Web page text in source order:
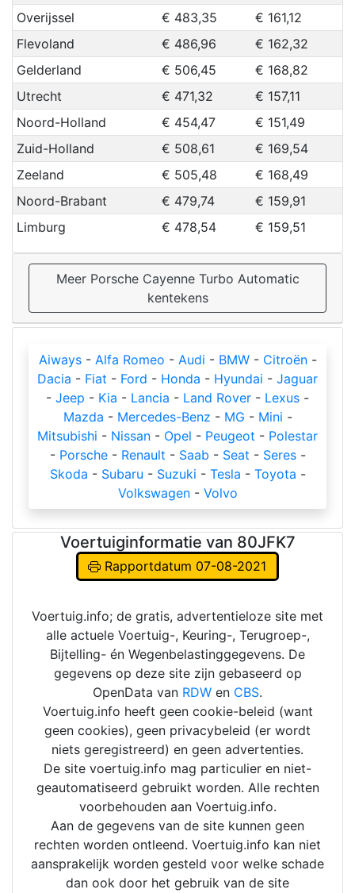
Overijssel
€ 483,35
€ 161,12
Flevoland
€ 486,96
€ 162,32
Gelderland
€ 506,45
€ 168,82
Utrecht
€ 471,32
€ 157,11
Noord-Holland
€ 454,47
€ 151,49
Zuid-Holland
€ 508,61
€ 169,54
Zeeland
€ 505,48
€ 168,49
Noord-Brabant
€ 479,74
€ 159,91
Limburg
€ 478,54 € 159,51
Meer Porsche Cayenne Turbo Automatic
kentekens
Aiways- Alfa Romeo - Audi - BMW- Citroën-
Dacia - Fiat - Ford - Honda - Hyundai - Jaguar
- Jeep - Kia - Lancia - Land Rover - Lexus -
Mazda - Mercedes-Benz - MG - Mini -
Mitsubishi - Nissan - Opel - Peugeot - Polestar
- Porsche- Renault - Saab - Seat - Seres-
Skoda - Subaru - Suzuki - Tesla - Toyota -
Volkswagen- Volvo
Voertuiginformatie van 80JFK7
Rapportdatum 07-08-2021
Voertuig.info; de gratis, advertentieloze site met
alle actuele Voertuig-, Keuring-, Terugroep-,
Bijtelling- én Wegenbelastinggegevens. De
gegevens op deze site zijn gebaseerd op
OpenData van RDW en CBS.
Voertuig.info heeft geen cookie-beleid (want
geen cookies), geen privacybeleid (er wordt
niets geregistreerd) en geen advertenties.
De site voertuig.info mag particulier en niet-
geautomatiseerd gebruikt worden. Alle rechten
voorbehouden aan Voertuig.info.
Aan de gegevens van de site kunnen geen
rechten worden ontleend. Voertuig.info kan niet
aansprakelijk worden gesteld voor welke schade
dan ook door het gebruik van de site